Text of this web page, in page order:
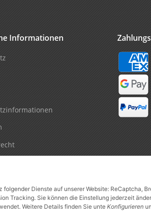
Dienste auf unserer Website: ReCaptcha,
Tracking. Sie können die Einstellung jederzeit
Weitere Details finden Sie unte Konfigurieren
Informationen